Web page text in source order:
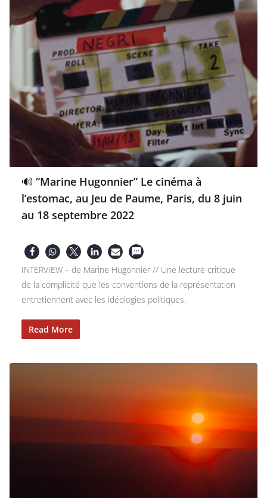
🔊 “Marine Hugonnier” Le cinéma à
l’estomac, au Jeu de Paume, Paris, du 8 juin
au 18 septembre 2022
INTERVIEW – de Marine Hugonnier // Une lecture critique
de la complicité que les conventions de la représentation
entretiennent avec les idéologies politiques.
Read More